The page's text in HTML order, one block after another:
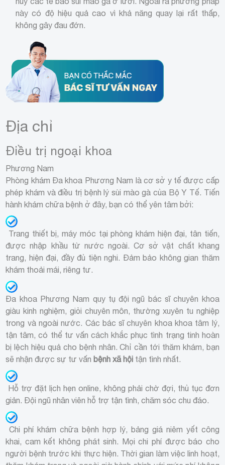
này có độ hiệu quả cao vì khả năng quay lại rất thấp,
không gây đau đớn.
Địa chỉ
Điều trị ngoại khoa
Phương Nam
Phòng khám Đa khoa Phương Nam là cơ sở y tế được cấp
phép khám và điều trị bệnh lý sùi mào gà của Bộ Y Tế. Tiến
hành khám chữa bệnh ở đây, bạn có thể yên tâm bởi:
Trang thiết bị, máy móc tại phòng khám hiện đại, tân tiến,
được nhập khầu từ nước ngoài. Cơ sở vật chất khang
trang, hiện đại, đầy đủ tiện nghi. Đảm bảo không gian thăm
khám thoải mái, riêng tư.
Đa khoa Phương Nam quy tụ đội ngũ bác sĩ chuyên khoa
giàu kinh nghiệm, giỏi chuyên môn, thường xuyên tu nghiệp
trong và ngoài nước. Các bác sĩ chuyên khoa khoa tâm lý,
tận tâm, có thể tư vấn cách khắc phục tình trạng tinh hoàn
bị lệch hiệu quả cho bệnh nhân. Chỉ cần tới thăm khám, bạn
sẽ nhận được sự tư vấn bệnh xã hội tận tình nhất.
Hỗ trợđặt lịch hẹn online , không phải chờ đợi, thủ tục đơn
giản. Đội ngũ nhân viên hỗ trợ tận tình, chăm sóc chu đáo.
Chi phí khám chữa bệnh hợp lý, bảng giá niêm yết công
khai, cam kết không phát sinh. Mọi chi phí được báo cho
người bệnh trước khi thực hiện. Thời gian làm việc linh hoạt,